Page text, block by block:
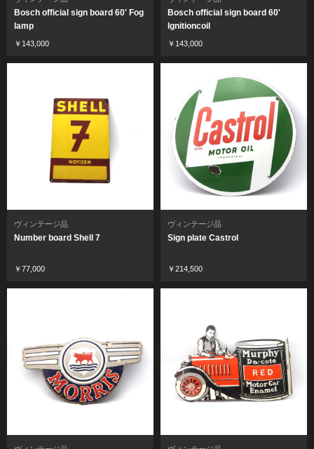
Bosch official sign board 60' Fog
lamp
￥143,000
Bosch official sign board 60'
Ignitioncoil
￥143,000
ヴィンテージ品
Number board Shell 7
￥77,000
ヴィンテージ品
Sign plate Castrol
￥214,500